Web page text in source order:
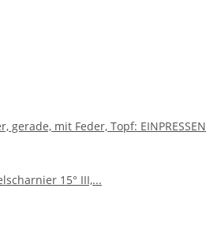
gerade, mit Feder, Topf: EINPRESSEN